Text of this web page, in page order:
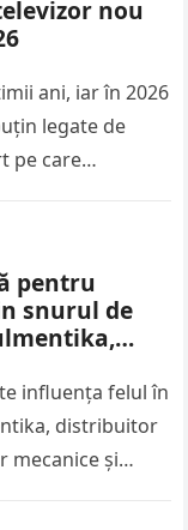
nou
ani, iar în 2026
legate de
pe care…
pentru
snurul de
influența felul în
distribuitor
mecanice și